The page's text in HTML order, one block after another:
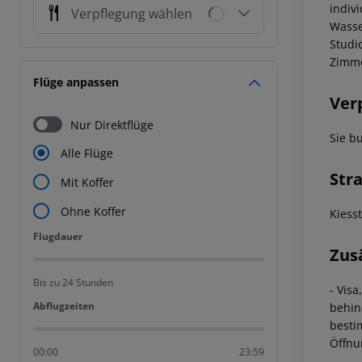
Verpflegung wählen
Flüge anpassen
Nur Direktflüge
Alle Flüge
Mit Koffer
Ohne Koffer
Flugdauer
Flugdauer
Bis zu 24 Stunden
Abflugzeiten
Abflugzeiten
00:00 23:59
Sie
-